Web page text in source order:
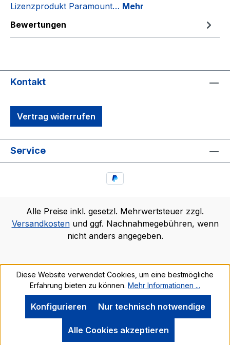
Lizenzprodukt Paramount… Mehr
Bewertungen
Kontakt
Vertrag widerrufen
Service
Alle Preise inkl. gesetzl. Mehrwertsteuer zzgl.
Versandkostenund ggf. Nachnahmegebühren, wenn
nicht anders angegeben.
Diese Website verwendet Cookies, um eine bestmögliche
Erfahrung bieten zu können. Mehr Informationen ...
Nur technisch notwendige
Konfigurieren
Alle Cookies akzeptieren